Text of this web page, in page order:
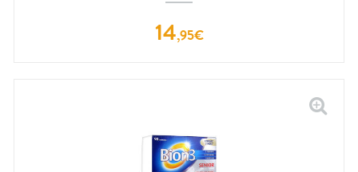
14,95€